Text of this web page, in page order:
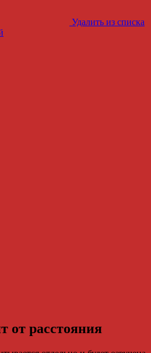
Удалить из списка
от расстояния